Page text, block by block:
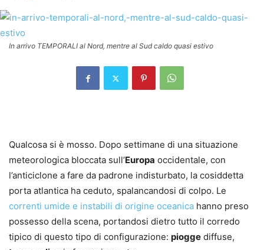
In arrivo TEMPORALI al Nord, mentre al Sud caldo quasi estivo
Qualcosa si è mosso. Dopo settimane di una situazione
meteorologica bloccata sull’Europa occidentale, con
l’anticiclone a fare da padrone indisturbato, la cosiddetta
porta atlantica ha ceduto, spalancandosi di colpo. Le
correnti umide e instabili di origine oceanica hanno preso
possesso della scena, portandosi dietro tutto il corredo
tipico di questo tipo di configurazione: piogge diffuse,